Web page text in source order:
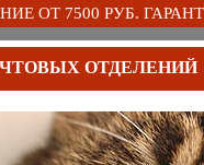
ОТ 7500 РУБ.
ОТДЕЛЕНИЙ